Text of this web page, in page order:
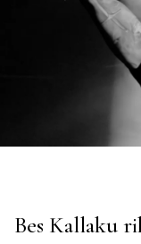
Bes Kallaku